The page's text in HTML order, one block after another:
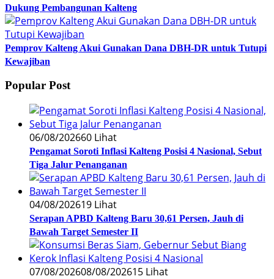
Dukung Pembangunan Kalteng
Pemprov Kalteng Akui Gunakan Dana DBH-DR untuk Tutupi
Kewajiban
Popular Post
06/08/202660 Lihat
Pengamat Soroti Inflasi Kalteng Posisi 4 Nasional, Sebut
Tiga Jalur Penanganan
04/08/202619 Lihat
Serapan APBD Kalteng Baru 30,61 Persen, Jauh di
Bawah Target Semester II
07/08/202608/08/202615 Lihat